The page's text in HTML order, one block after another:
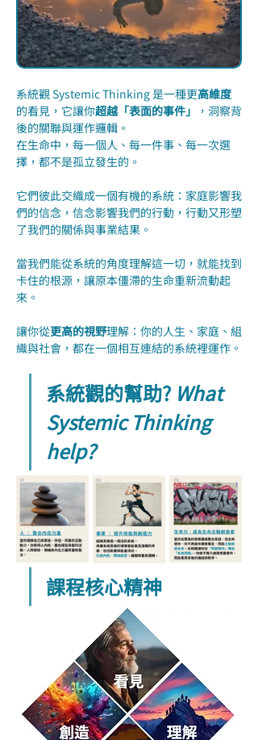
系統觀 Systemic Thinking 是一種更高維度
的看見，它讓你超越「表面的事件」
，洞察背
後的關聯與運作邏輯。
在生命中，每一個人、每一件事、每一次選
擇，都不是孤立發生的。
它們彼此交織成一個有機的系統：家庭影響我
們的信念，信念影響我們的行動，行動又形塑
了我們的關係與事業結果。
當我們能從系統的角度理解這一切，就能找到
卡住的根源，讓原本僵滯的生命重新流動起
來。
讓你從更高的視野理解：你的人生、家庭、組
織與社會，都在一個相互連結的系統裡運作。
系統觀的幫助? What
Systemic Thinking
help?
課程核心精神